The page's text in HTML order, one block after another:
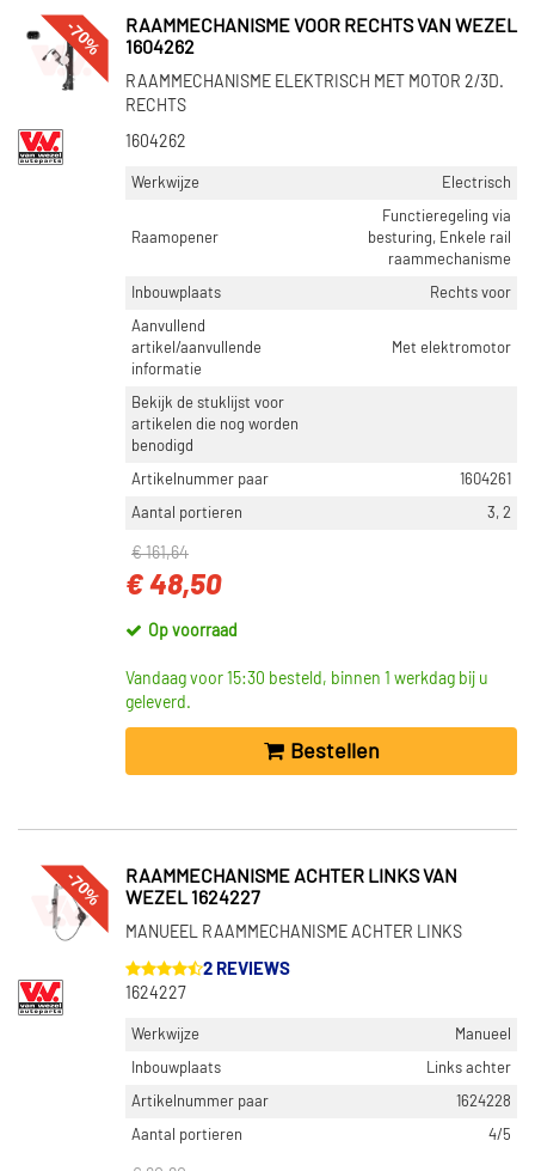
-70%
RAAMMECHANISME VOOR RECHTS VAN WEZEL
1604262
RAAMMECHANISME ELEKTRISCH MET MOTOR 2/3D.
RECHTS
1604262
Werkwijze Electrisch
Raamopener
Functieregeling via
besturing, Enkele rail
raammechanisme
Inbouwplaats
Rechts voor
Aanvullend
artikel/aanvullende
informatie
Met elektromotor
Bekijk de stuklijst voor
artikelen die nog worden
benodigd
Artikelnummer paar
1604261
Aantal portieren
3, 2
€ 161,64
€ 48,50
Op voorraad
Vandaag voor 15:30 besteld, binnen 1 werkdag bij u
geleverd.
Bestellen
-70%
RAAMMECHANISME ACHTER LINKS VAN
WEZEL 1624227
MANUEEL RAAMMECHANISME ACHTER LINKS
2 REVIEWS
1624227
Werkwijze
Manueel
Inbouwplaats
Links achter
Artikelnummer paar
1624228
Aantal portieren
4/5